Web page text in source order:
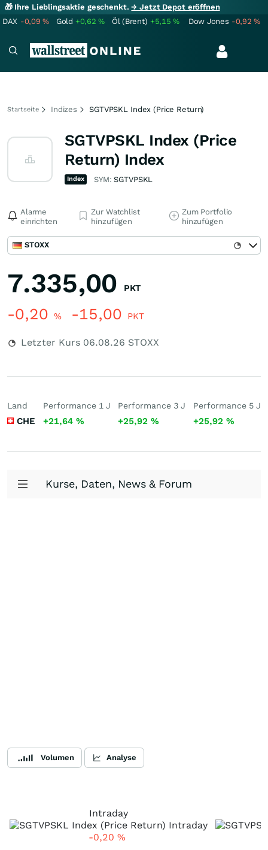
🎁 Ihre Lieblingsaktie geschenkt.→ Jetzt Depot eröffnen
DAX -0,09% Gold +0,62% Öl (Brent) +5,15% Dow Jones -0,92%
Startseite Indizes SGTVPSKL Index (Price Return)
SGTVPSKL Index (Price
Return) Index
Index SYM:SGTVPSKL
Alarme
einrichten
Zur Watchlist
hinzufügen
Zum Portfolio
hinzufügen
STOXX
7.335,00 PKT
-0,20 % -15,00 PKT
Letzter Kurs 06.08.26 STOXX
Land
CHE
Performance 1 J
+21,64 %
Performance 3 J
+25,92%
Performance 5 J
+25,92 %
Kurse, Daten, News & Forum
Volumen Analyse
Intraday
-0,20 %